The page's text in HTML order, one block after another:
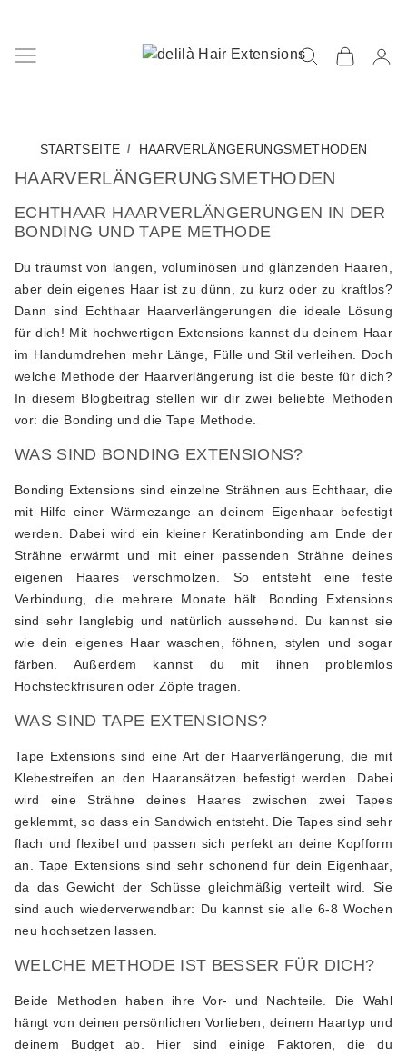
STARTSEITE HAARVERLÄNGERUNGSMETHODEN
HAARVERLÄNGERUNGSMETHODEN
ECHTHAAR HAARVERLÄNGERUNGEN IN DER
BONDING UND TAPE METHODE
Du träumst von langen, voluminösen und glänzenden Haaren,
aber dein eigenes Haar ist zu dünn, zu kurz oder zu kraftlos?
Dann sind Echthaar Haarverlängerungen die ideale Lösung
für dich! Mit hochwertigen Extensions kannst du deinem Haar
im Handumdrehen mehr Länge, Fülle und Stil verleihen. Doch
welche Methode der Haarverlängerung ist die beste für dich?
In diesem Blogbeitrag stellen wir dir zwei beliebte Methoden
vor: die Bonding und die Tape Methode.
WAS SIND BONDING EXTENSIONS?
Bonding Extensions sind einzelne Strähnen aus Echthaar, die
mit Hilfe einer Wärmezange an deinem Eigenhaar befestigt
werden. Dabei wird ein kleiner Keratinbonding am Ende der
Strähne erwärmt und mit einer passenden Strähne deines
eigenen Haares verschmolzen. So entsteht eine feste
Verbindung, die mehrere Monate hält. Bonding Extensions
sind sehr langlebig und natürlich aussehend. Du kannst sie
wie dein eigenes Haar waschen, föhnen, stylen und sogar
färben. Außerdem kannst du mit ihnen problemlos
Hochsteckfrisuren oder Zöpfe tragen.
WAS SIND TAPE EXTENSIONS?
Tape Extensions sind eine Art der Haarverlängerung, die mit
Klebestreifen an den Haaransätzen befestigt werden. Dabei
wird eine Strähne deines Haares zwischen zwei Tapes
geklemmt, so dass ein Sandwich entsteht. Die Tapes sind sehr
flach und flexibel und passen sich perfekt an deine Kopfform
an. Tape Extensions sind sehr schonend für dein Eigenhaar,
da das Gewicht der Schüsse gleichmäßig verteilt wird. Sie
sind auch wiederverwendbar: Du kannst sie alle 6-8 Wochen
neu hochsetzen lassen.
WELCHE METHODE IST BESSER FÜR DICH?
Beide Methoden haben ihre Vor- und Nachteile. Die Wahl
hängt von deinen persönlichen Vorlieben, deinem Haartyp und
deinem Budget ab. Hier sind einige Faktoren, die du